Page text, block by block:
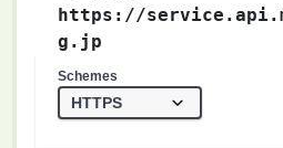
https://
g.jp
Schemes